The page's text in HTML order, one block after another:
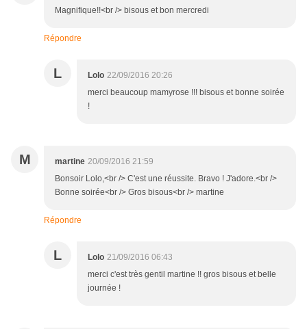
Magnifique!!<br /> bisous et bon mercredi
Répondre
L Lolo 22/09/2016 20:26
merci beaucoup mamyrose !!! bisous et bonne soirée
!
M martine 20/09/2016 21:59
Bonsoir Lolo,<br /> C'est une réussite. Bravo ! J'adore.<br />
Bonne soirée<br /> Gros bisous<br /> martine
Répondre
L Lolo 21/09/2016 06:43
merci c'est très gentil martine !! gros bisous et belle
journée !